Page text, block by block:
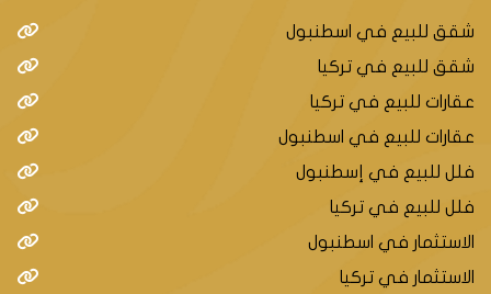
شقق للبيع في اسطنبول
شقق للبيع في تركيا
عقارات للبيع في تركيا
عقارات للبيع في اسطنبول
فلل للبيع في إسطنبول
فلل للبيع في تركيا
الاستثمار في اسطنبول
الاستثمار في تركيا